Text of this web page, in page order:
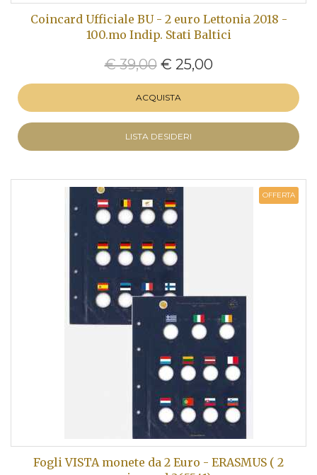
Coincard Ufficiale BU - 2 euro Lettonia 2018 -
100.mo Indip. Stati Baltici
€ 39,00€ 25,00
ACQUISTA
LISTA DESIDERI
OFFERTA
Fogli VISTA monete da 2 Euro - ERASMUS ( 2